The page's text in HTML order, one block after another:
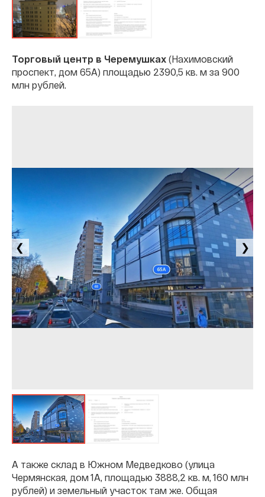
Торговый центр в Черемушках (Нахимовский
проспект, дом 65А) площадью 2390,5 кв. м за 900
млн рублей.
❮ ❯
А также склад в Южном Медведково (улица
Чермянская, дом 1А, площадью 3888,2 кв. м, 160 млн
рублей) и земельный участок там же. Общая